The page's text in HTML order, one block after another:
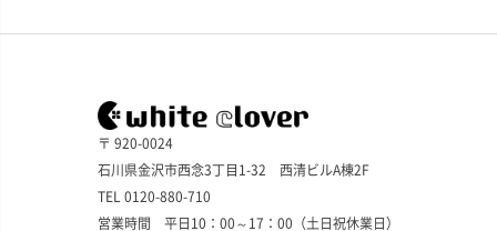
〒 920-0024
石川県金沢市西念3丁目1-32 西清ビルA棟2F
TEL 0120-880-710
営業時間 平日10：00～17：00（土日祝休業日）